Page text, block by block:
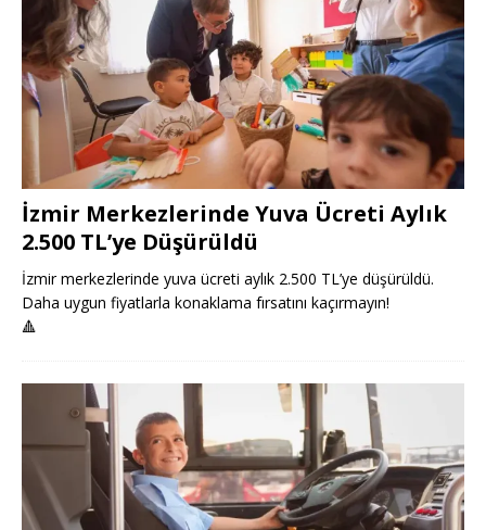
İzmir Merkezlerinde Yuva Ücreti Aylık
2.500 TL’ye Düşürüldü
İzmir merkezlerinde yuva ücreti aylık 2.500 TL’ye düşürüldü.
Daha uygun fiyatlarla konaklama fırsatını kaçırmayın!
🔺